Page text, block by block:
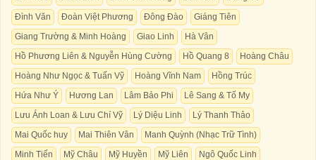
Đình Văn
Đoàn Việt Phương Đông Đào
Giáng Tiên
Giang Trường & Minh Hoàng
Giao Linh
Hà Vân
Hồ Phương Liên & Nguyễn Hùng Cường
Hồ Quang 8
Hoàng Châu
Hoàng Như Ngọc & Tuấn Vỹ
Hoàng Vĩnh Nam
Hồng Trúc
Hứa Như Ý
Hương Lan Lâm Bảo Phi
Lê Sang & Tố My
Lưu Ánh Loan & Lưu Chí Vỹ
Lý Diệu Linh
Lý Thanh Thảo
Mai Quốc huy
Mai Thiên Vân
Manh Quỳnh (Nhạc Trữ Tình)
Minh Tiến
Mỹ Châu Mỹ Huyền Mỹ Liên
Ngô Quốc Linh